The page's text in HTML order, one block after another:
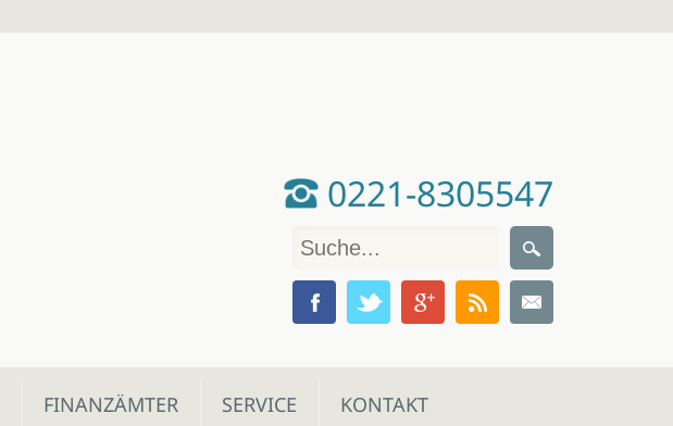
0221-8305547
FINANZÄMTER SERVICE KONTAKT